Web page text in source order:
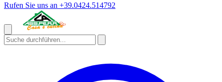
Rufen Sie uns an +39.0424.514792